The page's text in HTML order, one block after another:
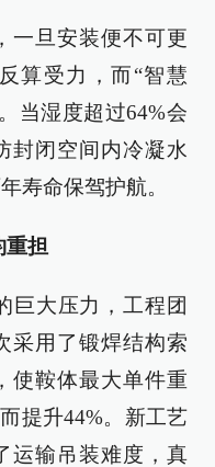
一旦安装便不可更
算受力，而“智慧
当湿度超过64%会
封闭空间内冷凝水
寿命保驾护航。
重担
巨大压力，工程团
采用了锻焊结构索
使鞍体最大单件重
提升44%。新工艺
运输吊装难度，真